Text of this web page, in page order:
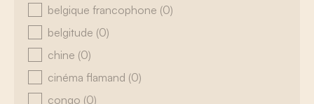
belgique francophone (0)
belgitude (0)
chine (0)
cinéma flamand (0)
congo (0)